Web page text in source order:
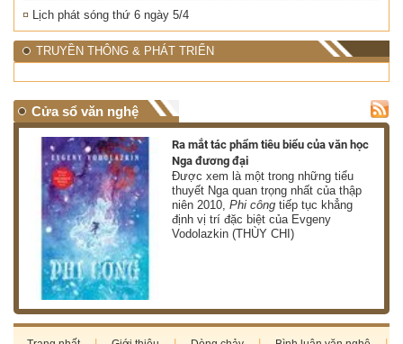
Lịch phát sóng thứ 6 ngày 5/4
TRUYỀN THÔNG & PHÁT TRIỂN
Cửa sổ văn nghệ
Ra mắt tác phẩm tiêu biểu của văn học
Nga đương đại
Được xem là một trong những tiểu
thuyết Nga quan trọng nhất của thập
niên 2010,Phi công tiếp tục khẳng
định vị trí đặc biệt của Evgeny
Vodolazkin (THÙY CHI)